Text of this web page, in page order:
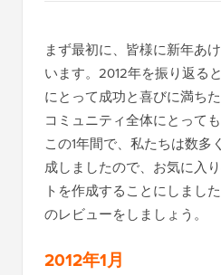
まず最初に、皆様に新年あ
います。2012年を振り返る
にとって成功と喜びに満ち
コミュニティ全体にとって
この1年間で、私たちは数多
成しましたので、お気に入
トを作成することにしまし
のレビューをしましょう。
2012年1月